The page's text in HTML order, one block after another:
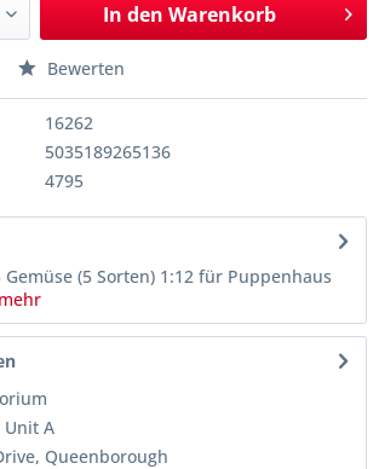
In den Warenkorb
Bewerten
16262
5035189265136
4795
Gemüse (5 Sorten) 1:12 für Puppenhaus
mehr
Unit A
Queenborough